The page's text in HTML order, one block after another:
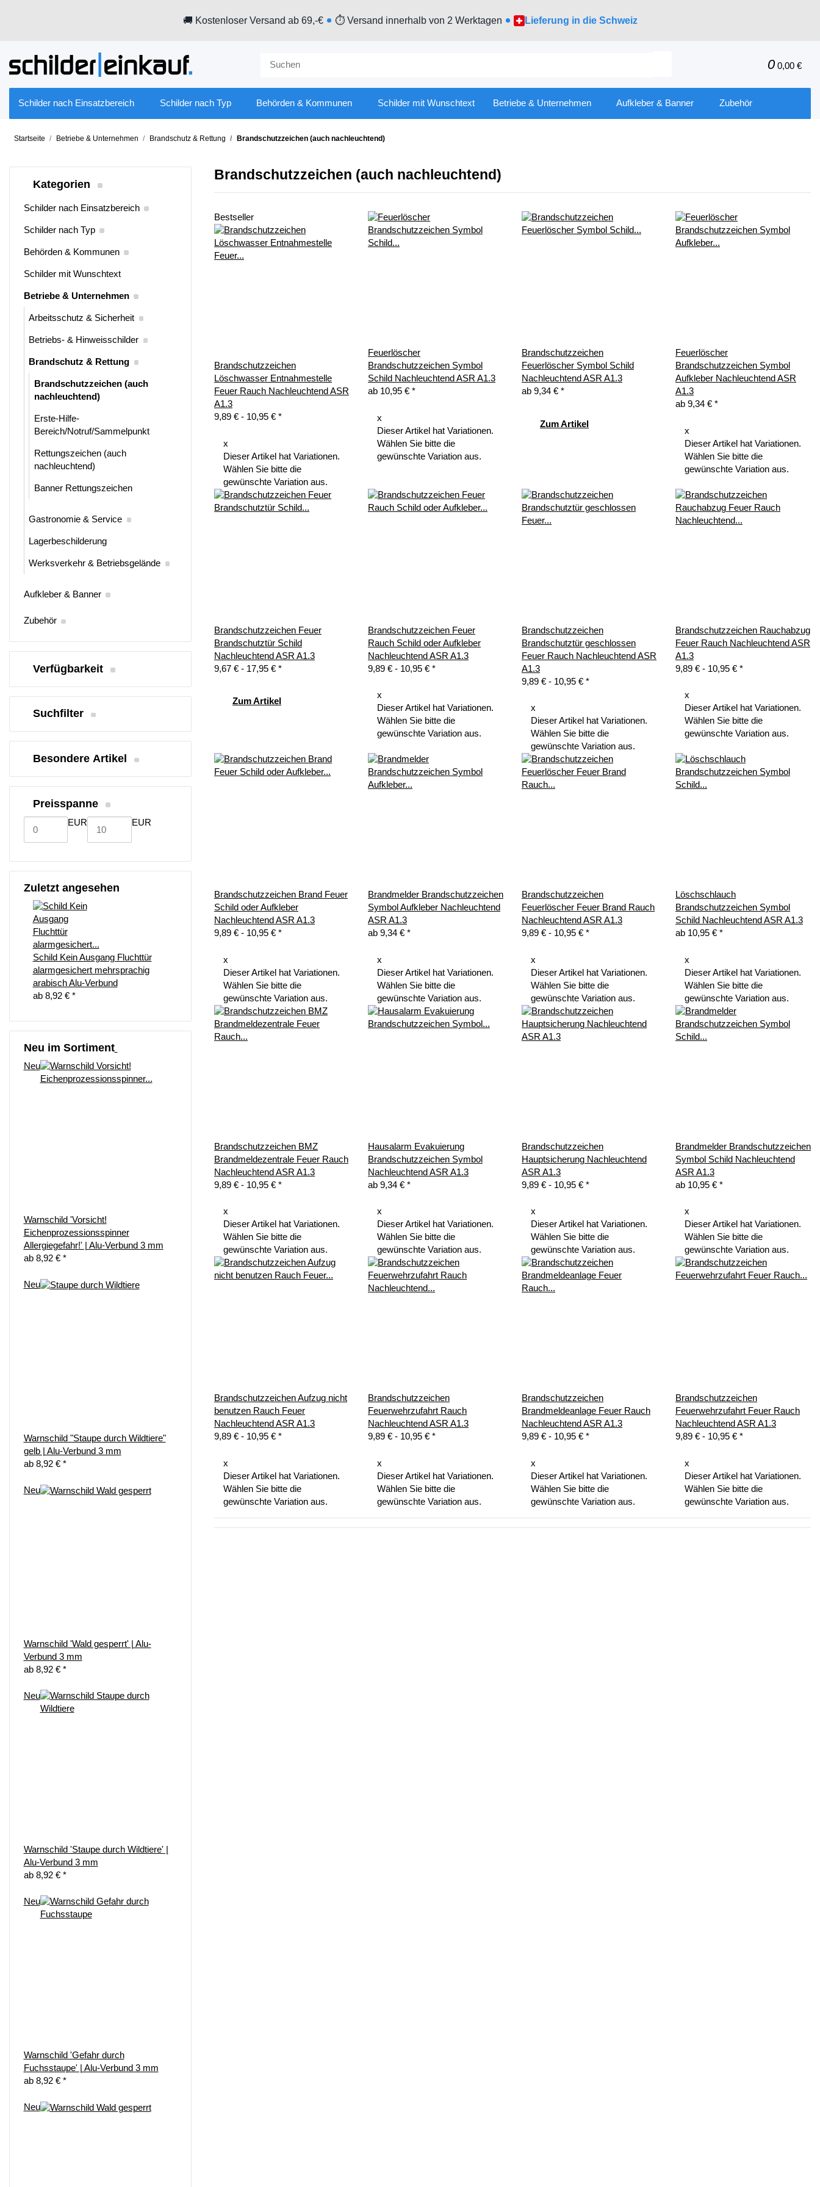
🚚 Kostenloser Versand ab 69,-€ ⏱ Versand innerhalb von 2 Werktagen Lieferung in die Schweiz
0 0,00 €
Schilder nach Einsatzbereich Schilder nach Typ Behörden & Kommunen Schilder mit Wunschtext Betriebe & Unternehmen Aufkleber & Banner Zubehör
Startseite Betriebe & Unternehmen Brandschutz & Rettung Brandschutzzeichen (auch nachleuchtend)
Brandschutzzeichen (auch nachleuchtend)
Bestseller
Brandschutzzeichen
Löschwasser Entnahmestelle
Feuer Rauch Nachleuchtend ASR
A1.3
9,89 € - 10,95 € *
x
Dieser Artikel hat Variationen.
Wählen Sie bitte die
gewünschte Variation aus.
Feuerlöscher
Brandschutzzeichen Symbol
Schild Nachleuchtend ASR A1.3
ab 10,95 € *
x
Dieser Artikel hat Variationen.
Wählen Sie bitte die
gewünschte Variation aus.
Brandschutzzeichen
Feuerlöscher Symbol Schild
Nachleuchtend ASR A1.3
ab 9,34 € *
Zum Artikel
Feuerlöscher
Brandschutzzeichen Symbol
Aufkleber Nachleuchtend ASR
A1.3
ab 9,34 € *
x
Dieser Artikel hat Variationen.
Wählen Sie bitte die
gewünschte Variation aus.
Brandschutzzeichen Feuer
Brandschutztür Schild
Nachleuchtend ASR A1.3
9,67 € - 17,95 € *
Zum Artikel
Brandschutzzeichen Feuer
Rauch Schild oder Aufkleber
Nachleuchtend ASR A1.3
9,89 € - 10,95 € *
x
Dieser Artikel hat Variationen.
Wählen Sie bitte die
gewünschte Variation aus.
Brandschutzzeichen
Brandschutztür geschlossen
Feuer Rauch Nachleuchtend ASR
A1.3
9,89 € - 10,95 € *
x
Dieser Artikel hat Variationen.
Wählen Sie bitte die
gewünschte Variation aus.
Brandschutzzeichen Rauchabzug
Feuer Rauch Nachleuchtend ASR
A1.3
9,89 € - 10,95 € *
x
Dieser Artikel hat Variationen.
Wählen Sie bitte die
gewünschte Variation aus.
Brandschutzzeichen Brand Feuer
Schild oder Aufkleber
Nachleuchtend ASR A1.3
9,89 € - 10,95 € *
x
Dieser Artikel hat Variationen.
Wählen Sie bitte die
gewünschte Variation aus.
Brandmelder Brandschutzzeichen
Symbol Aufkleber Nachleuchtend
ASR A1.3
ab 9,34 € *
x
Dieser Artikel hat Variationen.
Wählen Sie bitte die
gewünschte Variation aus.
Brandschutzzeichen
Feuerlöscher Feuer Brand Rauch
Nachleuchtend ASR A1.3
9,89 € - 10,95 € *
x
Dieser Artikel hat Variationen.
Wählen Sie bitte die
gewünschte Variation aus.
Löschschlauch
Brandschutzzeichen Symbol
Schild Nachleuchtend ASR A1.3
ab 10,95 € *
x
Dieser Artikel hat Variationen.
Wählen Sie bitte die
gewünschte Variation aus.
Brandschutzzeichen BMZ
Brandmeldezentrale Feuer Rauch
Nachleuchtend ASR A1.3
9,89 € - 10,95 € *
x
Dieser Artikel hat Variationen.
Wählen Sie bitte die
gewünschte Variation aus.
Hausalarm Evakuierung
Brandschutzzeichen Symbol
Nachleuchtend ASR A1.3
ab 9,34 € *
x
Dieser Artikel hat Variationen.
Wählen Sie bitte die
gewünschte Variation aus.
Brandschutzzeichen
Hauptsicherung Nachleuchtend
ASR A1.3
9,89 € - 10,95 € *
x
Dieser Artikel hat Variationen.
Wählen Sie bitte die
gewünschte Variation aus.
Brandmelder Brandschutzzeichen
Symbol Schild Nachleuchtend
ASR A1.3
ab 10,95 € *
x
Dieser Artikel hat Variationen.
Wählen Sie bitte die
gewünschte Variation aus.
Brandschutzzeichen Aufzug nicht
benutzen Rauch Feuer
Nachleuchtend ASR A1.3
9,89 € - 10,95 € *
x
Dieser Artikel hat Variationen.
Wählen Sie bitte die
gewünschte Variation aus.
Brandschutzzeichen
Feuerwehrzufahrt Rauch
Nachleuchtend ASR A1.3
9,89 € - 10,95 € *
x
Dieser Artikel hat Variationen.
Wählen Sie bitte die
gewünschte Variation aus.
Brandschutzzeichen
Brandmeldeanlage Feuer Rauch
Nachleuchtend ASR A1.3
9,89 € - 10,95 € *
x
Dieser Artikel hat Variationen.
Wählen Sie bitte die
gewünschte Variation aus.
Brandschutzzeichen
Feuerwehrzufahrt Feuer Rauch
Nachleuchtend ASR A1.3
9,89 € - 10,95 € *
x
Dieser Artikel hat Variationen.
Wählen Sie bitte die
gewünschte Variation aus.
Kategorien
Schilder nach Einsatzbereich
Schilder nach Typ
Behörden & Kommunen
Schilder mit Wunschtext
Betriebe & Unternehmen
Arbeitsschutz & Sicherheit
Betriebs- & Hinweisschilder
Brandschutz & Rettung
Brandschutzzeichen (auch
nachleuchtend)
Erste-Hilfe-
Bereich/Notruf/Sammelpunkt
Rettungszeichen (auch
nachleuchtend)
Banner Rettungszeichen
Gastronomie & Service
Lagerbeschilderung
Werksverkehr & Betriebsgelände
Aufkleber & Banner
Zubehör
Verfügbarkeit
Suchfilter
Besondere Artikel
Preisspanne
EUR EUR
Zuletzt angesehen
Schild Kein Ausgang Fluchttür
alarmgesichert mehrsprachig
arabisch Alu-Verbund
ab 8,92 € *
Neu im Sortiment
Neu
Warnschild 'Vorsicht!
Eichenprozessionsspinner
Allergiegefahr!' | Alu-Verbund 3 mm
ab 8,92 € *
Neu
Warnschild "Staupe durch Wildtiere"
gelb | Alu-Verbund 3 mm
ab 8,92 € *
Neu
Warnschild 'Wald gesperrt' | Alu-
Verbund 3 mm
ab 8,92 € *
Neu
Warnschild 'Staupe durch Wildtiere' |
Alu-Verbund 3 mm
ab 8,92 € *
Neu
Warnschild 'Gefahr durch
Fuchsstaupe' | Alu-Verbund 3 mm
ab 8,92 € *
Neu